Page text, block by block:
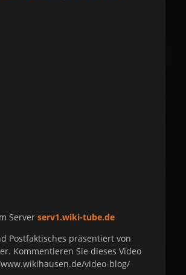
Server serv1.wiki-tube.de
Postfaktisches präsentiert von
Kommentieren Sie dieses Video
video-blog/